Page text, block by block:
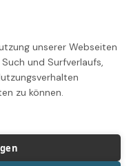
unserer Webseiten
und Surfverlaufs,
zu können.